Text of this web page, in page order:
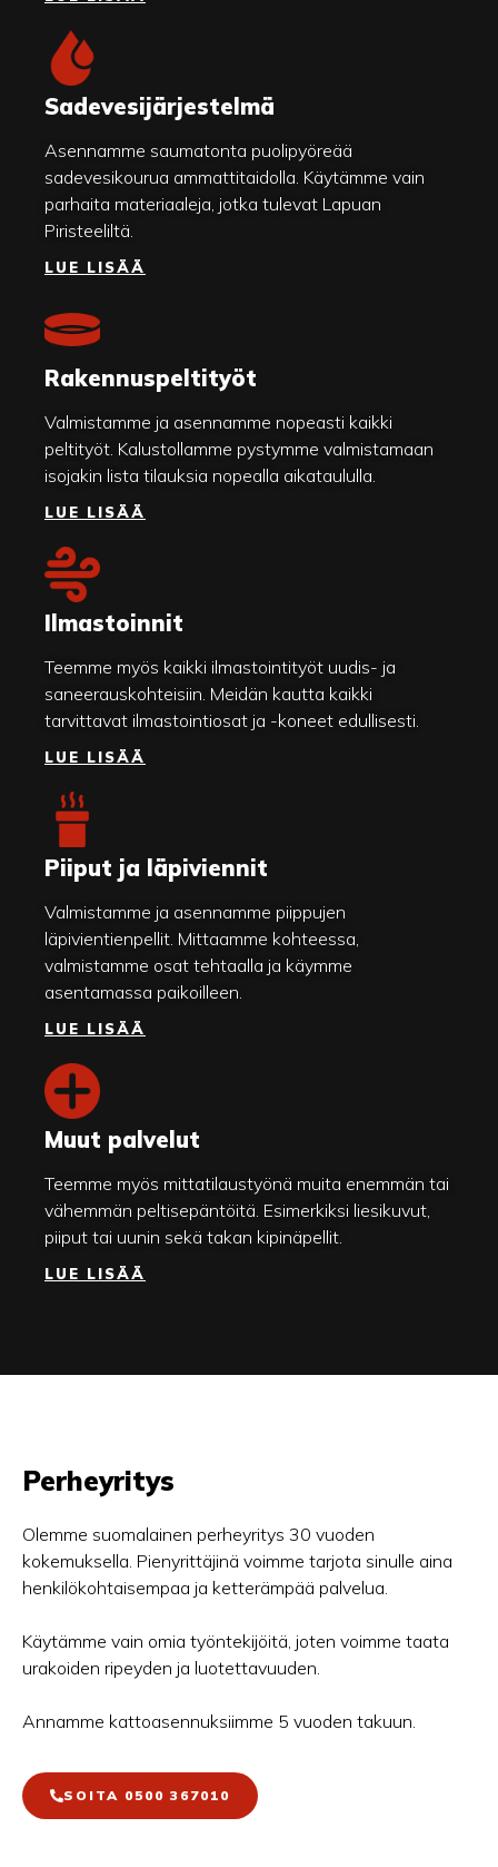
Sadevesijärjestelmä
Asennamme saumatonta puolipyöreää
sadevesikourua ammattitaidolla. Käytämme vain
parhaita materiaaleja, jotka tulevat Lapuan
Piristeeliltä.
LUE LISÄÄ
Rakennuspeltityöt
Valmistamme ja asennamme nopeasti kaikki
peltityöt. Kalustollamme pystymme valmistamaan
isojakin lista tilauksia nopealla aikataululla.
LUE LISÄÄ
Ilmastoinnit
Teemme myös kaikki ilmastointityöt uudis- ja
saneerauskohteisiin. Meidän kautta kaikki
tarvittavat ilmastointiosat ja -koneet edullisesti.
LUE LISÄÄ
Piiput ja läpiviennit
Valmistamme ja asennamme piippujen
läpivientienpellit. Mittaamme kohteessa,
valmistamme osat tehtaalla ja käymme
asentamassa paikoilleen.
LUE LISÄÄ
Muut palvelut
Teemme myös mittatilaustyönä muita enemmän tai
vähemmän peltisepäntöitä. Esimerkiksi liesikuvut,
piiput tai uunin sekä takan kipinäpellit.
LUE LISÄÄ
Perheyritys
Olemme suomalainen perheyritys 30 vuoden
kokemuksella. Pienyrittäjinä voimme tarjota sinulle aina
henkilökohtaisempaa ja ketterämpää palvelua.
Käytämme vain omia työntekijöitä, joten voimme taata
urakoiden ripeyden ja luotettavuuden.
Annamme kattoasennuksiimme 5 vuoden takuun.
SOITA 0500 367010